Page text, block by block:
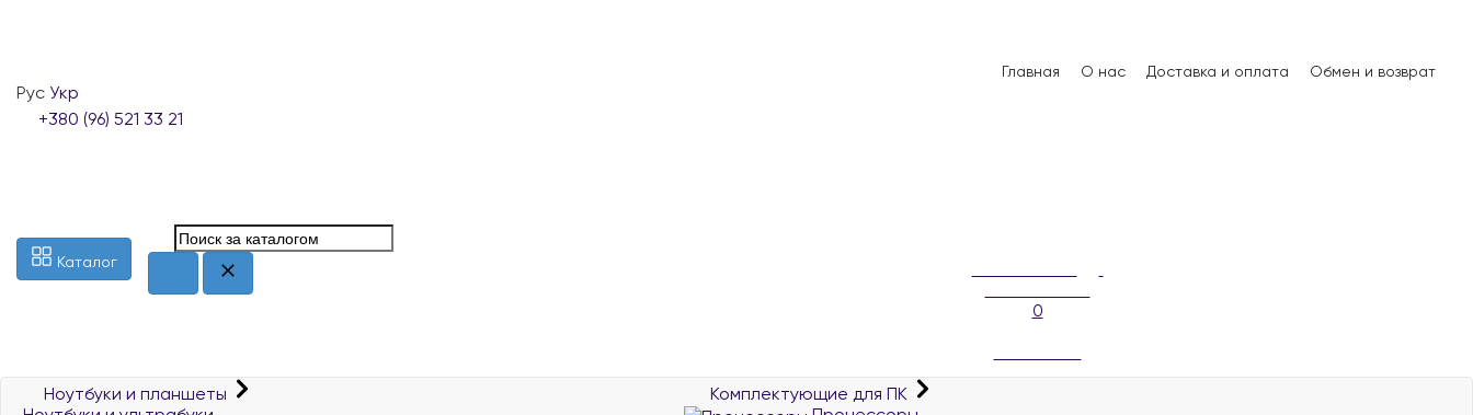
Главная О нас Доставка и оплата Обмен и возврат
Рус Укр
+380 (96) 521 33 21
Каталог
0
Ноутбуки и планшеты
Комплектующие для ПК